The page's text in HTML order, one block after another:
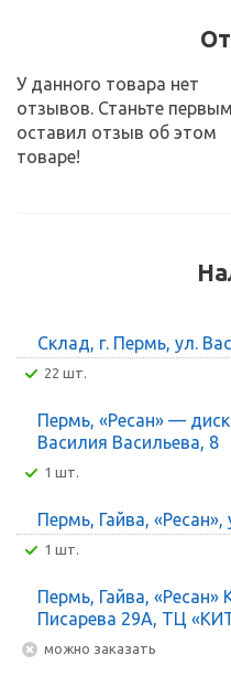
У данного товара нет
отзывов. Станьте
оставил отзыв об этом
товаре!
Склад, г. Пермь, ул.
22 шт.
Пермь, «Ресан» —
Василия Васильева, 8
1 шт.
Пермь, Гайва,
1 шт.
Пермь, Гайва,
Писарева 29А, ТЦ
Можно заказать